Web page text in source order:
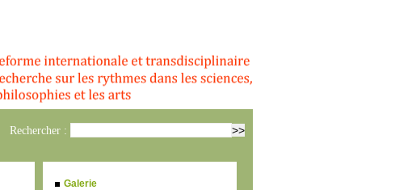
Rechercher :
Galerie